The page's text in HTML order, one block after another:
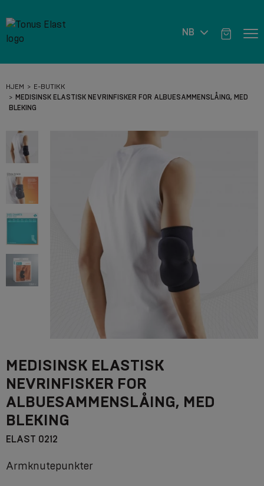
NB
HJEM
E-BUTIKK
MEDISINSK ELASTISK NEVRINFISKER FOR ALBUESAMMENSLÅING, MED
BLEKING
MEDISINSK ELASTISK
NEVRINFISKER FOR
ALBUESAMMENSLÅING, MED
BLEKING
ELAST 0212
Armknutepunkter